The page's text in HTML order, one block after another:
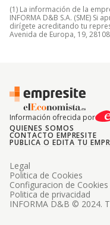
(1) La información de la
INFORMA D&B S.A. (SME)
dirígete acreditando tu
Avenida de Europa, 19,
Información ofrecida por
QUIENES SOMOS
CONTACTO EMPRESITE
PUBLICA O EDITA TU
INFORMA D&B © 2024.
Legal
Politica de Cookies
Configuracion de Cookies
Politica de privacidad